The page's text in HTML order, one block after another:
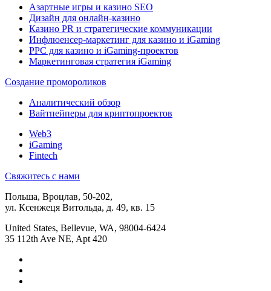
Азартные игры и казино SEO
Дизайн для онлайн-казино
Казино PR и стратегические коммуникации
Инфлюенсер-маркетинг для казино и iGaming
PPC для казино и iGaming-проектов
Маркетинговая стратегия iGaming
Создание промороликов
Аналитический обзор
Вайтпейперы для криптопроектов
Web3
iGaming
Fintech
Свяжитесь с нами
Польша, Вроцлав, 50-202,
ул. Ксенжеця Витольда, д. 49, кв. 15
United States, Bellevue, WA, 98004-6424
35 112th Ave NE, Apt 420